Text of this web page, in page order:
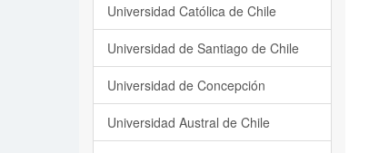
Universidad Católica de Chile
Universidad de Santiago de Chile
Universidad de Concepción
Universidad Austral de Chile